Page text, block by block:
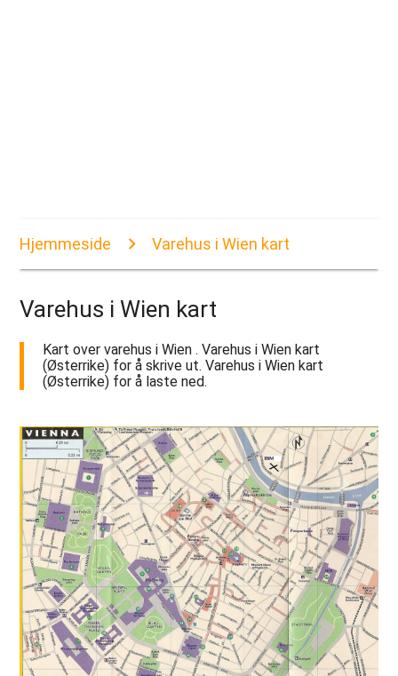
Hjemmeside Varehus i Wien kart
Varehus i Wien kart
Kart over varehus i Wien . Varehus i Wien kart
(Østerrike) for å skrive ut. Varehus i Wien kart
(Østerrike) for å laste ned.